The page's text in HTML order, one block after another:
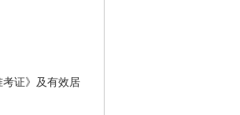
证》及有效居